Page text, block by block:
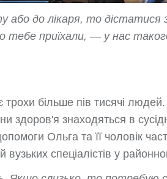
або до лікаря, то дістатися
тебе приїхали, — у нас
більше пів тисячі
здоров'я знаходяться в
Ольга та її чоловік
спеціалістів у